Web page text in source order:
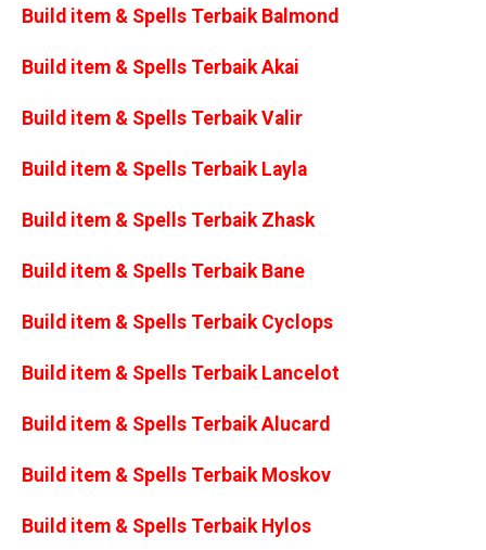
Build item & Spells Terbaik Balmond
Build item & Spells Terbaik Akai
Build item & Spells Terbaik Valir
Build item & Spells Terbaik Layla
Build item & Spells Terbaik Zhask
Build item & Spells Terbaik Bane
Build item & Spells Terbaik Cyclops
Build item & Spells Terbaik Lancelot
Build item & Spells Terbaik Alucard
Build item & Spells Terbaik Moskov
Build item & Spells Terbaik Hylos